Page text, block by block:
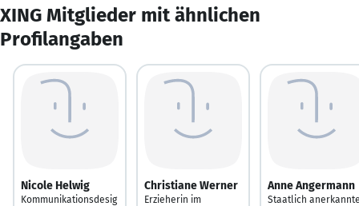
XING Mitglieder mit ähnlichen
Profilangaben
Nicole Helwig
Kommunikationsdesig
Christiane Werner
Erzieherin im
Anne Angermann
Staatlich